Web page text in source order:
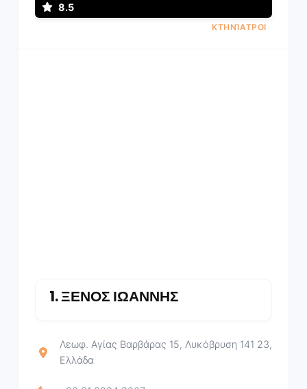
8.5
ΚΤΗΝΊΑΤΡΟΙ
1.ΞΕΝΟΣ ΙΩΑΝΝΗΣ
Λεωφ. Αγίας Βαρβάρας 15, Λυκόβρυση 141 23,
Ελλάδα